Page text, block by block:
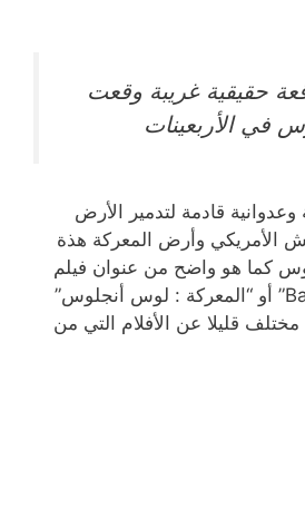
حقيقية غريبة وقعت
في الأربعينات
قادمة لتدمير الأرض
الأمريكي وأرض المعركة هذة
كما هو واضح من عنوان فيلم
“Battle: Los Angeles” أو “المعركة : لوس أنجلوس”
قليلا عن الأفلام التي من